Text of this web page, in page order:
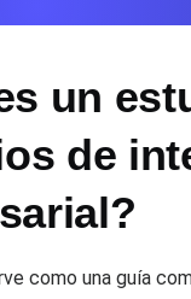
un
de
como una guía